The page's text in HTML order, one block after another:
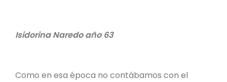
Isidorina Naredo año 63
Como en esa época no contábamos con el